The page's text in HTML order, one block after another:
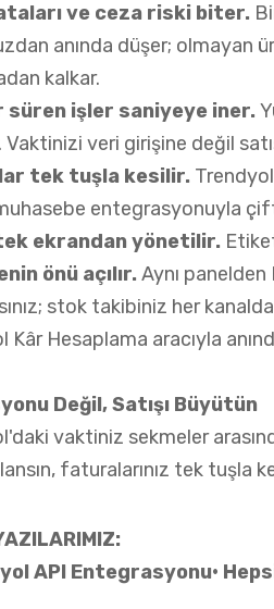
ve ceza riski biter.
anında düşer; olmayan
kalkar.
süren işler saniyeye iner.
veri girişine değil
tek tuşla kesilir.
entegrasyonuyla
ekrandan yönetilir.
önü açılır.Aynı
stok takibiniz her kanalda
Kâr Hesaplama aracıyla
Değil, Satışı Büyütün
vaktiniz sekmeler
faturalarınız tek tuşla
API Entegrasyonu•